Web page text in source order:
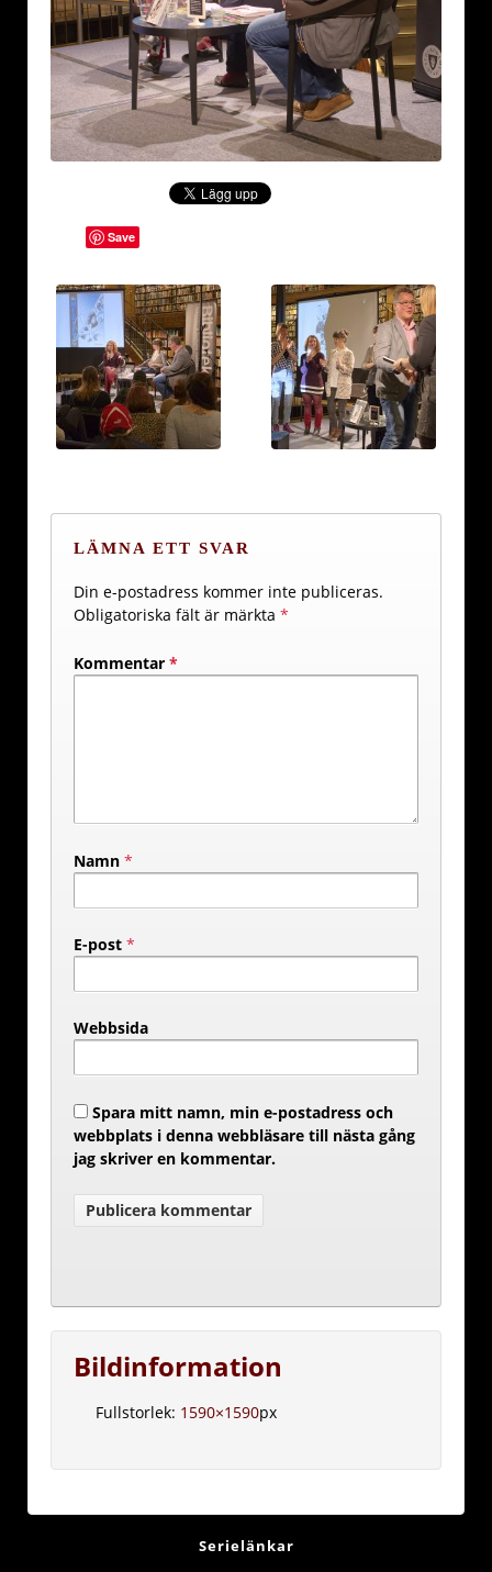
Save
LÄMNA ETT SVAR
Din e-postadress kommer inte publiceras.
Obligatoriska fält är märkta *
Kommentar *
Namn *
E-post *
Webbsida
Spara mitt namn, min e-postadress och
webbplats i denna webbläsare till nästa gång
jag skriver en kommentar.
Bildinformation
Fullstorlek: 1590×1590px
Serielänkar